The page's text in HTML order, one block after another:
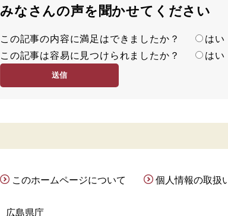
みなさんの声を聞かせてください
満
足
この記事の内容に満足はできましたか？ はい
容
度
この記事は容易に見つけられましたか？ はい
このホームページについて 個人情報の取扱
広島県庁